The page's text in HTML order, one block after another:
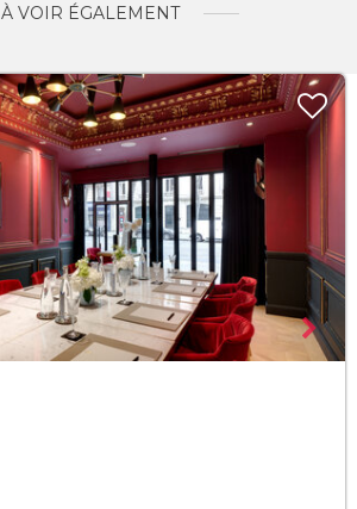
À VOIR ÉGALEMENT